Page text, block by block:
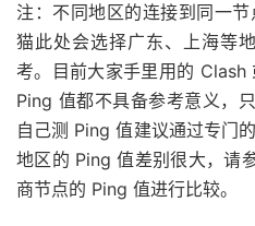
注：不同地区的连接到同一
猫此处会选择广东、上海等
考。目前大家手里用的
Ping 值都不具备参考意义，
自己测 Ping 值建议通过专门
地区的 Ping 值差别很大，请
商节点的 Ping 值进行比较。